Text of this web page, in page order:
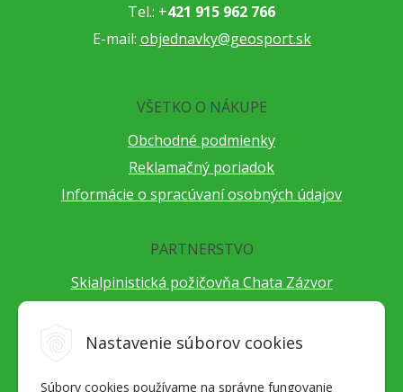
Nastavenie súborov cookies
Súbory cookies používame na správne fungovanie
Tel.: +421 915 962 766
E-mail: objednavky@geosport.sk
VŠETKO O NÁKUPE
Obchodné podmienky
Reklamačný poriadok
Informácie o spracúvaní osobných údajov
PARTNERSTVO
Skialpinistická požičovňa Chata Zázvor
Cestovateľský festival Cestou necestou